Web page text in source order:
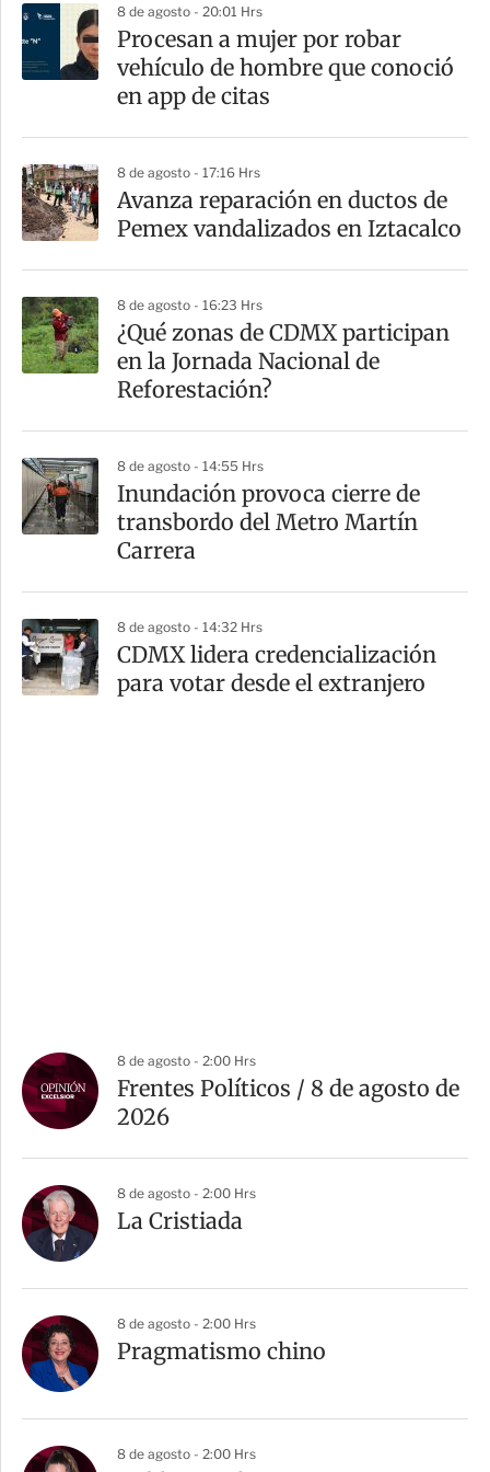
t
8 de agosto - 20:01 Hrs
Procesan a mujer por robar
vehículo de hombre que conoció
en app de citas
8 de agosto - 17:16 Hrs
Avanza reparación en ductos de
Pemex vandalizados en Iztacalco
8 de agosto - 16:23 Hrs
¿Qué zonas de CDMX participan
en la Jornada Nacional de
Reforestación?
8 de agosto - 14:55 Hrs
Inundación provoca cierre de
transbordo del Metro Martín
Carrera
8 de agosto - 14:32 Hrs
CDMX lidera credencialización
para votar desde el extranjero
8 de agosto - 2:00 Hrs
Frentes Políticos / 8 de agosto de
2026
8 de agosto - 2:00 Hrs
La Cristiada
8 de agosto - 2:00 Hrs
Pragmatismo chino
8 de agosto - 2:00 Hrs